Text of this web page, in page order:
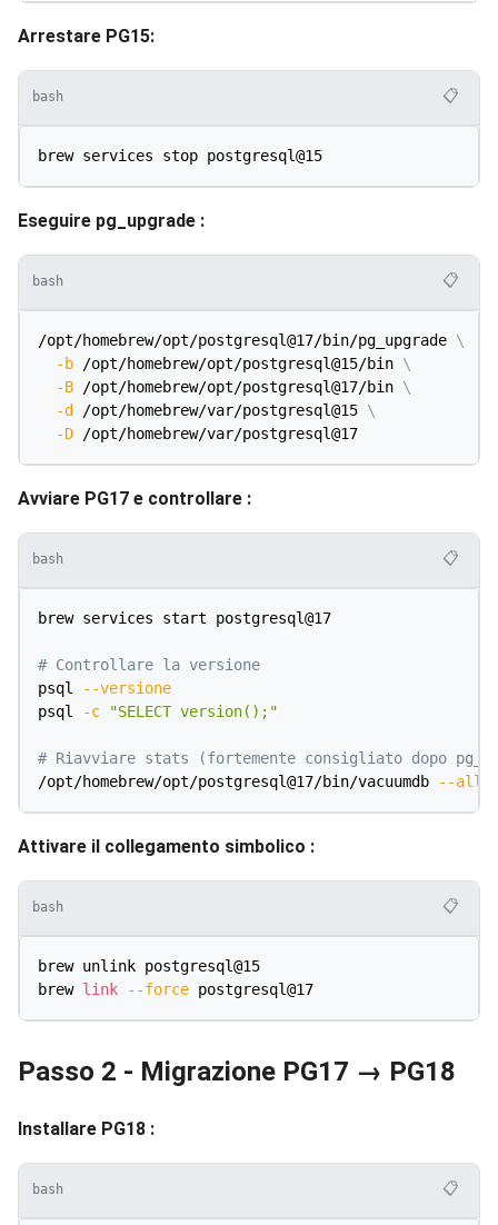
Arrestare PG15:
bash 📋
Eseguire pg_upgrade :
bash 📋
/opt/homebrew/opt/postgresql@17/bin/pg_upgrade \
-b /opt/homebrew/opt/postgresql@15/bin \
-B /opt/homebrew/opt/postgresql@17/bin \
-d
/opt/homebrew/var/postgresql@15 \
-D
Avviare PG17 e controllare :
bash 📋
brew services start postgresql@17
# Controllare la versione
psql
--versione
psql
-c "SELECT version();"
# Riavviare stats (fortemente consigliato dopo
/opt/homebrew/opt/postgresql@17/bin/vacuumdb
--all
Attivare il collegamento simbolico :
bash 📋
brew unlink postgresql@15
brew link --force
Passo 2 - Migrazione PG17 → PG18
Installare PG18 :
bash 📋